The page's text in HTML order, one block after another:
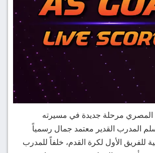
المصري مرحلة جديدة في مسيرته
المدرب القدير معتمد جمال رسمياً
للفريق الأول لكرة القدم، خلفاً للمدرب